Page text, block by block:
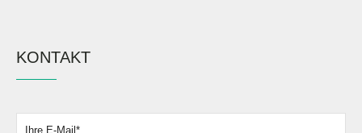
KONTAKT